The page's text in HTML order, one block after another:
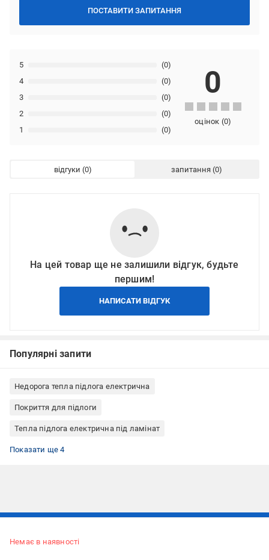
ПОСТАВИТИ ЗАПИТАННЯ
1 (0)
2 (0)
3 (0)
4 (0)
5 (0)
0
оцінок (0)
відгуки запитання
На цей товар ще не залишили відгук, будьте
першим!
НАПИСАТИ ВІДГУК
Популярні запити
Недорога тепла підлога електрична
Покриття для підлоги
Тепла підлога електрична під ламінат
Тепла підлога електрична під плитку
Тепла підлога електрична під линолеум
Тепла підлога електрична під паркет
Килимок з підігрівом
Показати ще 4
Немає в наявності